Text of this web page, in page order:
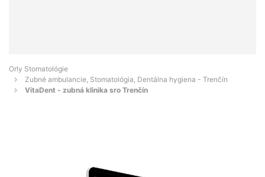
Orly Stomatológie
Zubné ambulancie, Stomatológia, Dentálna hygiena - Trenčín
VitaDent - zubná klinika sro Trenčín